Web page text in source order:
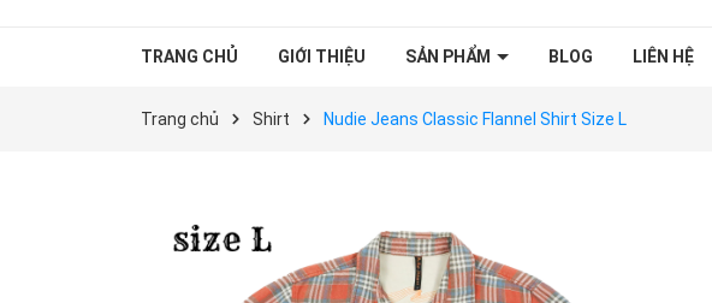
TRANG CHỦ GIỚI THIỆU SẢN PHẨM BLOG LIÊN HỆ
Trang chủ Shirt Nudie Jeans Classic Flannel Shirt Size L